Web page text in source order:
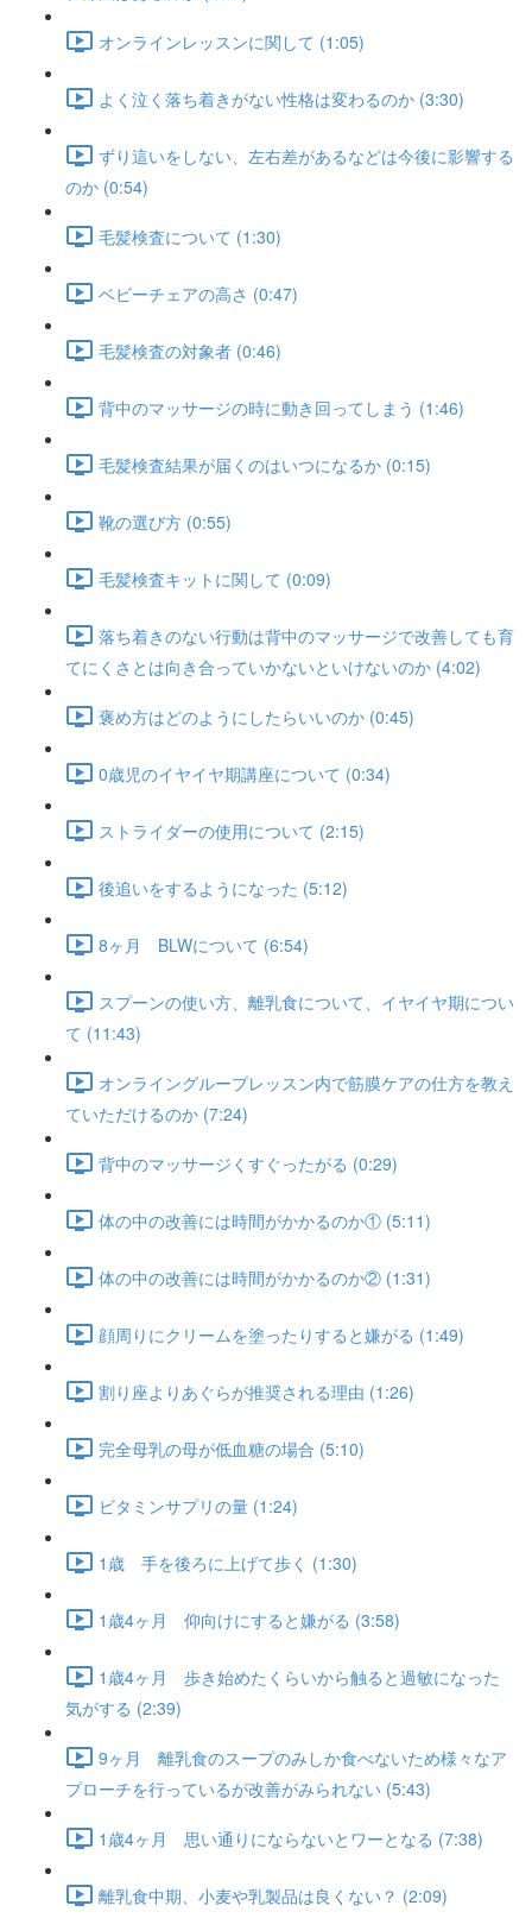
オンラインレッスンに関して (1:05)
よく泣く落ち着きがない性格は変わるのか (3:30)
ずり這いをしない、左右差があるなどは今後に影響する
のか (0:54)
毛髪検査について (1:30)
ベビーチェアの高さ (0:47)
毛髪検査の対象者 (0:46)
背中のマッサージの時に動き回ってしまう (1:46)
毛髪検査結果が届くのはいつになるか (0:15)
靴の選び方 (0:55)
毛髪検査キットに関して (0:09)
落ち着きのない行動は背中のマッサージで改善しても育
てにくさとは向き合っていかないといけないのか (4:02)
褒め方はどのようにしたらいいのか (0:45)
0歳児のイヤイヤ期講座について (0:34)
ストライダーの使用について (2:15)
後追いをするようになった (5:12)
8ヶ月 BLWについて (6:54)
スプーンの使い方、離乳食について、イヤイヤ期につい
て (11:43)
オンライングループレッスン内で筋膜ケアの仕方を教え
ていただけるのか (7:24)
背中のマッサージくすぐったがる (0:29)
体の中の改善には時間がかかるのか① (5:11)
体の中の改善には時間がかかるのか② (1:31)
顔周りにクリームを塗ったりすると嫌がる (1:49)
割り座よりあぐらが推奨される理由 (1:26)
完全母乳の母が低血糖の場合 (5:10)
ビタミンサプリの量 (1:24)
1歳 手を後ろに上げて歩く (1:30)
1歳4ヶ月 仰向けにすると嫌がる (3:58)
1歳4ヶ月 歩き始めたくらいから触ると過敏になった
気がする (2:39)
9ヶ月 離乳食のスープのみしか食べないため様々なア
プローチを行っているが改善がみられない (5:43)
1歳4ヶ月 思い通りにならないとワーとなる (7:38)
離乳食中期、小麦や乳製品は良くない？ (2:09)